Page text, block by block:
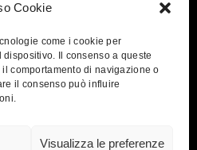
Cookie
come i cookie per
Il consenso a queste
comportamento di navigazione o
il consenso può influire
Visualizza le preferenze